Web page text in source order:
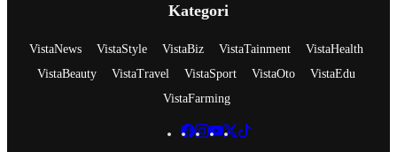
Kategori
VistaNews VistaStyle VistaBiz VistaTainment
VistaHealth
VistaBeauty
VistaTravel VistaSport VistaOto
VistaEdu
VistaFarming